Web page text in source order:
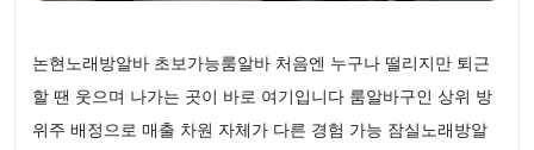
논현노래방알바 초보가능룸알바 처음엔 누구나 떨리지만 퇴근
할 땐 웃으며 나가는 곳이 바로 여기입니다 룸알바구인 상위 방
위주 배정으로 매출 차원 자체가 다른 경험 가능 잠실노래방알